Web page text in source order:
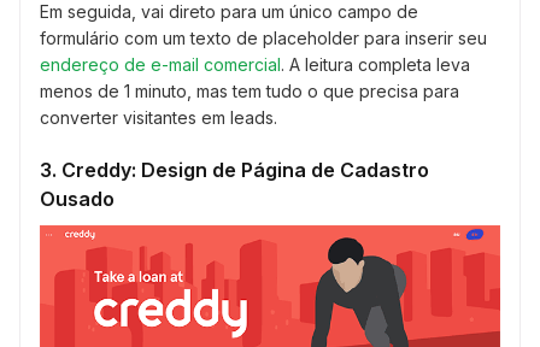
Em seguida, vai direto para um único campo de
formulário com um texto de placeholder para inserir seu
endereço de e-mail comercial. A leitura completa leva
menos de 1 minuto, mas tem tudo o que precisa para
converter visitantes em leads.
3. Creddy: Design de Página de Cadastro
Ousado